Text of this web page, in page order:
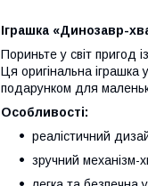
Іграшка «Динозавр-
Пориньте у світ пригод
Ця оригінальна
подарунком для
Особливості:
реалістичний
зручний